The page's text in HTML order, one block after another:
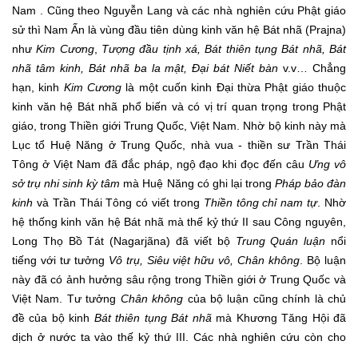
Nam . Cũng theo Nguyễn Lang và các nhà nghiên cứu Phật giáo
sử thì Nam Ấn là vùng đầu tiên dùng kinh văn hệ Bát nhã (Prajna)
nhưKim Cương, Tượng đầu tịnh xá, Bát thiên tụng Bát nhã, Bát
nhã tâm kinh, Bát nhã ba la mật, Đại bát Niết bànv.v…
Chẳng
hạn, kinh Kim Cương là một cuốn kinh Đại thừa Phật giáo thuộc
kinh văn hệ Bát nhã phổ biến và có vị trí quan trọng trong Phật
giáo, trong Thiền giới Trung Quốc, Việt Nam. Nhờ bộ kinh này mà
Lục tổ Huệ Năng ở Trung Quốc, nhà vua - thiền sư Trần Thái
Tông ở Việt Nam đã đắc pháp, ngộ đạo khi đọc đến câu Ưng vô
sở trụ nhi sinh kỳ tâm mà Huệ Năng có ghi lại trong Pháp bảo đàn
kinh và Trần Thái Tông có viết trong Thiền tông chỉ nam tự. Nhờ
hệ thống kinh văn hệ Bát nhã mà thế kỷ thứ II sau Công nguyên,
Long Thọ Bồ Tát (Nagarjãna) đã viết bộ Trung Quán luận nổi
tiếng với tư tưởng Vô trụ, Siêu việt hữu vô, Chân không . Bộ luận
này đã có ảnh hưởng sâu rộng trong Thiền giới ở Trung Quốc và
Việt Nam. Tư tưởng Chân không của bộ luận cũng chính là chủ
đề của bộ kinh Bát thiên tụng Bát nhãmà Khương Tăng Hội đã
dịch ở nước ta vào thế kỷ thứ III. Các nhà nghiên cứu còn cho